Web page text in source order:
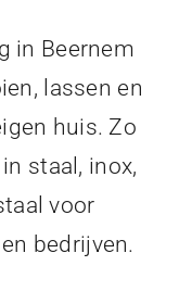
in Beernem
lassen en
huis. Zo
staal, inox,
voor
bedrijven.